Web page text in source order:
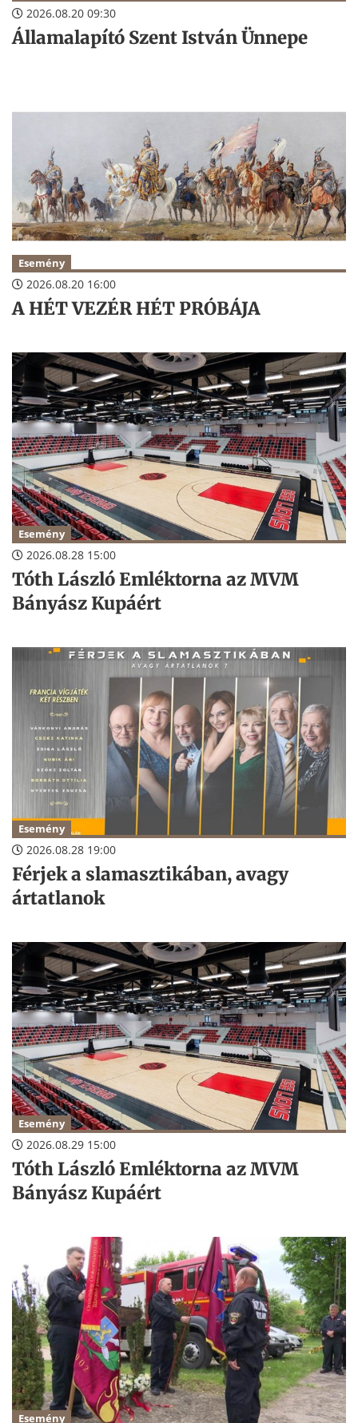
2026.08.20 09:30
Államalapító Szent István Ünnepe
Esemény
2026.08.20 16:00
A HÉT VEZÉR HÉT PRÓBÁJA
Esemény
2026.08.28 15:00
Tóth László Emléktorna az MVM
Bányász Kupáért
Esemény
2026.08.28 19:00
Férjek a slamasztikában, avagy
ártatlanok
Esemény
2026.08.29 15:00
Tóth László Emléktorna az MVM
Bányász Kupáért
Esemény